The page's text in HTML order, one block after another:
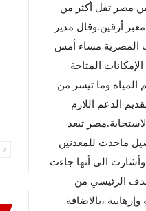
البلدين.ووصل إلى المعبر فجر الجمعة 26 بصا قادمة من مصر تقل أكثر من
أرقين.وقال مدير
المصرية مساء أمس
المتاحة
المياه وما تيسر من
الدعم اللازم
تبعد
ماحدث للمعدنين
الى أنها جاءت
الرئيسي من
،بالاضافة